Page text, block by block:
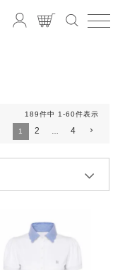
189件中 1 -60件表示
1 2 4